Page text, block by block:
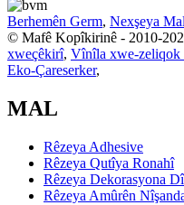
Berhemên Germ, Nexşeya
© Mafê Kopîkirinê - 2010-
xweçêkirî, Vînîla xwe-zeliqok
Eko-Çareserker,
MAL
Rêzeya Adhesive
Rêzeya Qutîya Ronahî
Rêzeya Dekorasyona
Rêzeya Amûrên